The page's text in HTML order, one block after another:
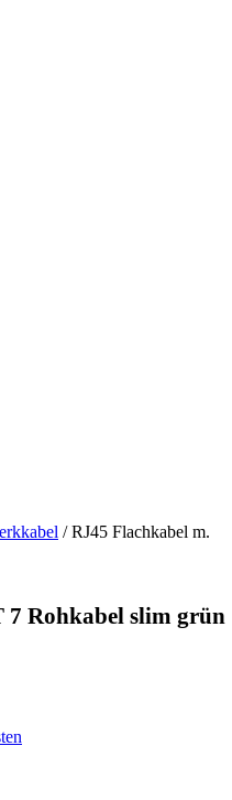
/ RJ45 Flachkabel m.
7 Rohkabel slim grün